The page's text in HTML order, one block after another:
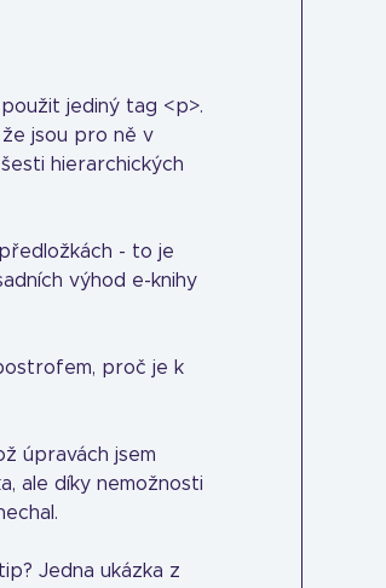
jediný tag <p>.
že jsou pro ně v
hierarchických
- to je
výhod e-knihy
proč je k
úpravách jsem
ale díky nemožnosti
Jedna ukázka z